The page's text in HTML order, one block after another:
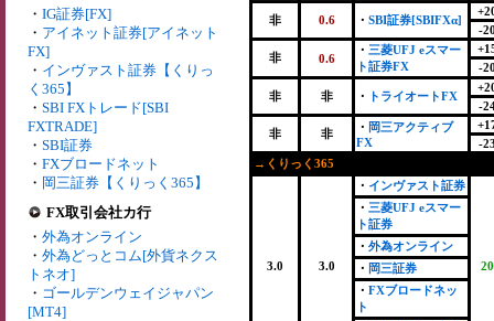
・ IG証券[FX]
・ アイネット証券[アイネット
FX]
・ インヴァスト証券【くりっ
く365】
・ SBI FXトレード[SBI
FXTRADE]
・ SBI証券
・ FXブロードネット
・ 岡三証券【くりっく365】
FX取引会社カ行
・ 外為オンライン
・ 外為どっとコム[外貨ネクス
トネオ]
・ ゴールデンウェイジャパン
[MT4]
非 0.6 ・ SBI証券[SBIFXα]
-
非 0.6
・ 三菱UFJ eスマー
ト証券FX
-
非 非 ・ トライオートFX
-
非 非 ・ 岡三アクティブ
FX
-
→くりっく365
3.0 3.0
・ インヴァスト証券
・ 三菱UFJ eスマー
ト証券
・ 外為オンライン
・ 岡三証券
・ FXブロードネッ
ト